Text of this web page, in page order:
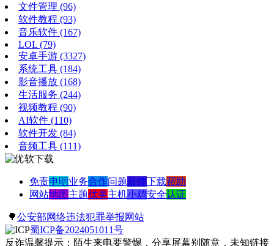
文件管理 (96)
软件教程 (93)
音乐软件 (167)
LOL (79)
安卓手游 (3327)
系统工具 (184)
影音播放 (168)
生活服务 (244)
视频教程 (90)
AI软件 (110)
软件开发 (84)
音频工具 (111)
免责申明业务合作问题反馈下载帮助
网站地图 主题优美主机小鸡安全认证
🌳公安部网络违法犯罪举报网站
蜀ICP备2024051011号
反诈温馨提示：陌生来电要警惕，分享屏幕别随意，未知链接